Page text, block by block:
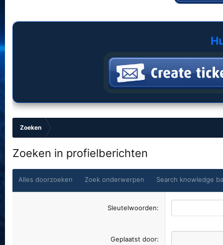
Zoeken
Zoeken in profielberichten
Alles doorzoeken Zoek onderwerpen Search knowledge
Sleutelwoorden
Geplaatst door